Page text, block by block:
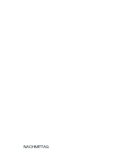
NACHMITTAG